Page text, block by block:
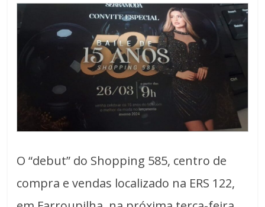
O “debut” do Shopping 585, centro de
compra e vendas localizado na ERS 122,